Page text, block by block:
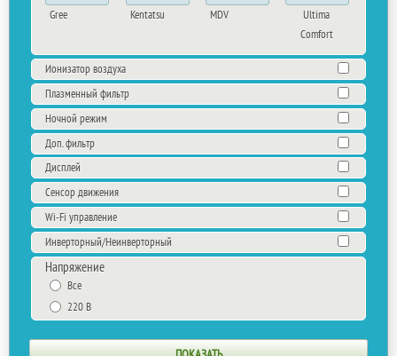
Gree Kentatsu MDV
Ultima
Comfort
Ионизатор воздуха
Плазменный фильтр
Ночной режим
Доп. фильтр
Дисплей
Сенсор движения
Wi-Fi управление
Инверторный/Неинверторный
Напряжение
Все
220 В